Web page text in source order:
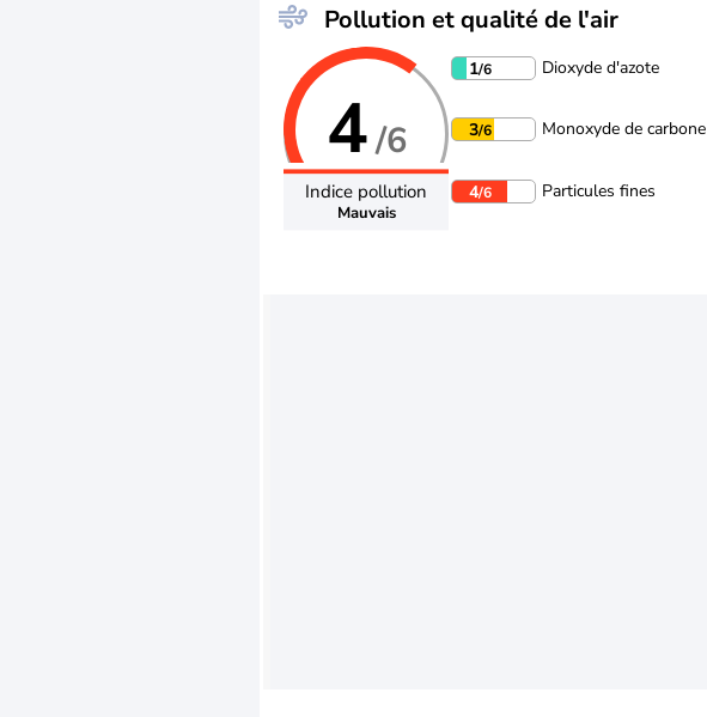
Pollution et qualité de l'air
4/6
Indice pollution
Mauvais
1/6 Dioxyde d'azote
3/6 Monoxyde de carbone
4/6 Particules fines